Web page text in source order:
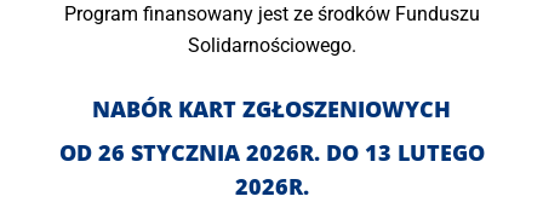
Program finansowany jest ze środków Funduszu
Solidarnościowego.
NABÓR KART ZGŁOSZENIOWYCH
OD 26 STYCZNIA 2026R. DO 13 LUTEGO
2026R.